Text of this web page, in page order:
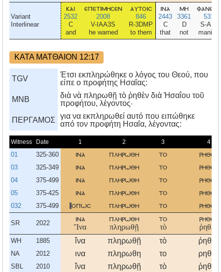
Variant
Interlinear
και
2532
C
and
επετιμησεν
2008
V-IAA3S
he warned
αυτοισ
846
R-3DMP
to them
ινα
2443
C
that
μη
3361
D
not
5318
S-AMS
ΚΑΤΑ ΜΑΤΘΑΙΟΝ 12:17
TGV
Έτσι εκπληρώθηκε ο λόγος του Θεού, που
είπε ο προφήτης Ησαΐας:
MNB
διὰ νὰ πληρωθῇ τὸ ῥηθὲν διὰ Ἡσαΐου τοῦ
προφήτου, λέγοντος·
ΠΕΡΓΑΜΟΣ
για να εκπληρωθεί αυτό που ειπώθηκε
από τον προφήτη Hσαΐα, λέγοντας:
Witness Date 1 2 3 4
01 325-360 ινα πληρωθη το ρηθεν
03 325-349 ινα πληρωθη το ρηθεν
04 375-499 ινα πληρωθη το ρηθεν
05 375-425 ινα πληρωθη το ρηθεν
032 375-499 οπωσ πληρωθη το ρηθεν
SR 2022
ινα
Ἵνα
πληρωθη
πληρωθῇ
το
τὸ
ρηθεν
ῥηθὲν
WH 1885 ἵνα πληρωθῇ τὸ ῥηθὲν
NA 2012 ινα πληρωθη το ρηθεν
SBL 2010 ἵνα πληρωθῇ τὸ ῥηθὲν